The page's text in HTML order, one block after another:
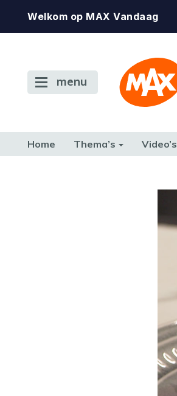
Welkom op MAX Vandaag
menu
Home Thema’s Video’s